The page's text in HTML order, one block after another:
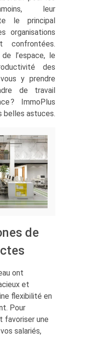
leur
le principal
organisations
confrontées.
l’espace, le
des
y prendre
de travail
? ImmoPlus
belles astuces.
de
ont
et
flexibilité en
Pour
favoriser une
salariés,